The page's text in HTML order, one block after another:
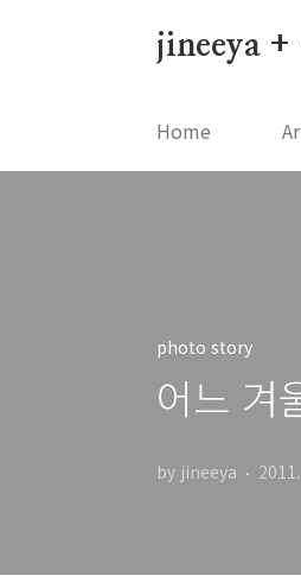
jineeya +
Home
photo story
어느 겨
by jineeya